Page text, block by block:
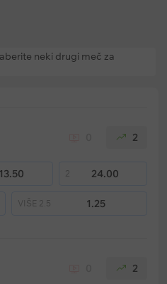
neki drugi meč za
2
13.50 2 24.00
VIŠE 2.5 1.25
2